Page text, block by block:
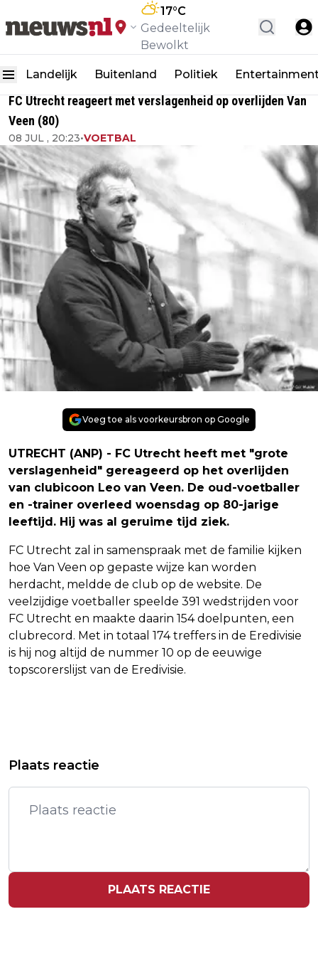
17°C
Gedeeltelijk
Bewolkt
Landelijk Buitenland Politiek
FC Utrecht reageert met verslagenheid op overlijden Van
Veen (80)
08 JUL , 20:23•VOETBAL
Voeg toe als voorkeursbron op Google
UTRECHT (ANP) - FC Utrecht heeft met "grote
verslagenheid" gereageerd op het overlijden
van clubicoon Leo van Veen. De oud-voetballer
en -trainer overleed woensdag op 80-jarige
leeftijd. Hij was al geruime tijd ziek.
FC Utrecht zal in samenspraak met de familie kijken
hoe Van Veen op gepaste wijze kan worden
herdacht, meldde de club op de website. De
veelzijdige voetballer speelde 391 wedstrijden voor
FC Utrecht en maakte daarin 154 doelpunten, een
clubrecord. Met in totaal 174 treffers in de Eredivisie
is hij nog altijd de nummer 10 op de eeuwige
topscorerslijst van de Eredivisie.
VRT RECORDCIJFERS
HARRY ZET BEZOEK AAN VK VOORT
BUITEN ZICHT VAN MEDIA
Plaats reactie
PLAATS REACTIE